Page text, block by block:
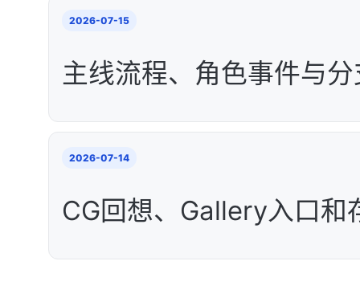
2026-07-15
主线流程、角色事件与
2026-07-14
CG回想、Gallery入口和